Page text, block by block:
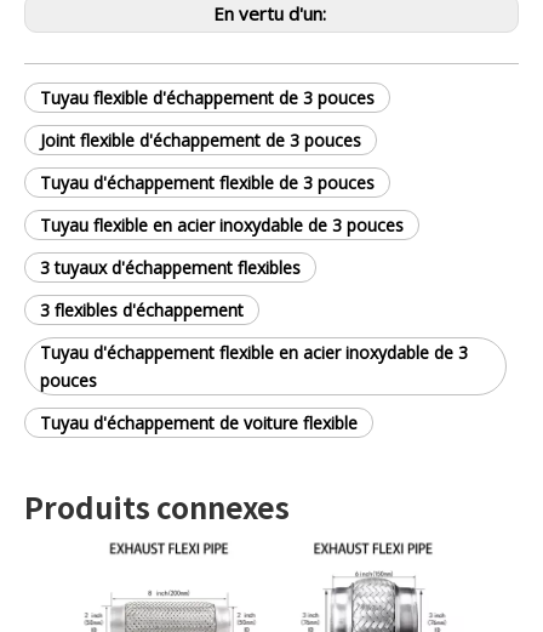
En vertu d'un:
Tuyau flexible d'échappement de 3 pouces
Joint flexible d'échappement de 3 pouces
Tuyau d'échappement flexible de 3 pouces
Tuyau flexible en acier inoxydable de 3 pouces
3 tuyaux d'échappement flexibles
3 flexibles d'échappement
Tuyau d'échappement flexible en acier inoxydable de 3
pouces
Tuyau d'échappement de voiture flexible
Produits connexes